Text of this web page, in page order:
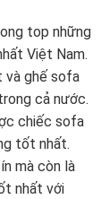
top những
Việt Nam.
và ghế sofa
cả nước.
chiếc sofa
tốt nhất.
mà còn là
nhất với